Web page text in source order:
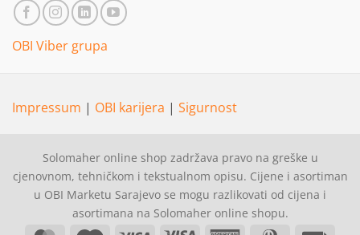
OBI Viber grupa
Impressum | OBI karijera | Sigurnost
Solomaher online shop zadržava pravo na greške u
cjenovnom, tehničkom i tekstualnom opisu. Cijene i asortiman
u OBI Marketu Sarajevo se mogu razlikovati od cijena i
asortimana na Solomaher online shopu.